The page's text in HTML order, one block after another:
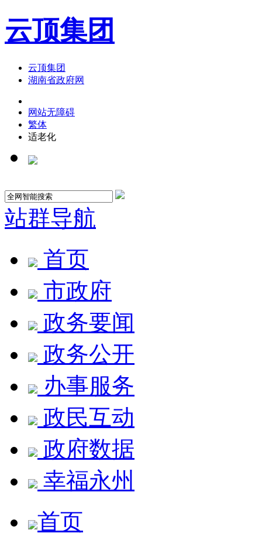
云顶集团
云顶集团
湖南省政府网
网站无障碍
繁体
适老化
站群导航
首页
市政府
政务要闻
政务公开
办事服务
政民互动
政府数据
幸福永州
首页